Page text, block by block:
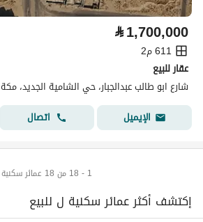
⃁1,700,000
611 م2
عقار للبيع
شارع ابو طالب عبدالجبار، حي الشامية الجديد، مكة
الإيميل
اتصال
1 - 18 من 18 عمائر سكنية
إكتشف أكثر عمائر سكنية ل للبيع